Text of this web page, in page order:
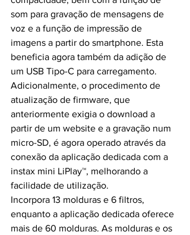
som para gravação de mensagens de
voz e a função de impressão de
imagens a partir do smartphone. Esta
beneficia agora também da adição de
um USB Tipo-C para carregamento.
Adicionalmente, o procedimento de
atualização de firmware, que
anteriormente exigia o download a
partir de um website e a gravação num
micro-SD, é agora operado através da
conexão da aplicação dedicada com a
instax mini LiPlay™, melhorando a
facilidade de utilização.
Incorpora 13 molduras e 6 filtros,
enquanto a aplicação dedicada oferece
mais de 60 molduras. As molduras e os